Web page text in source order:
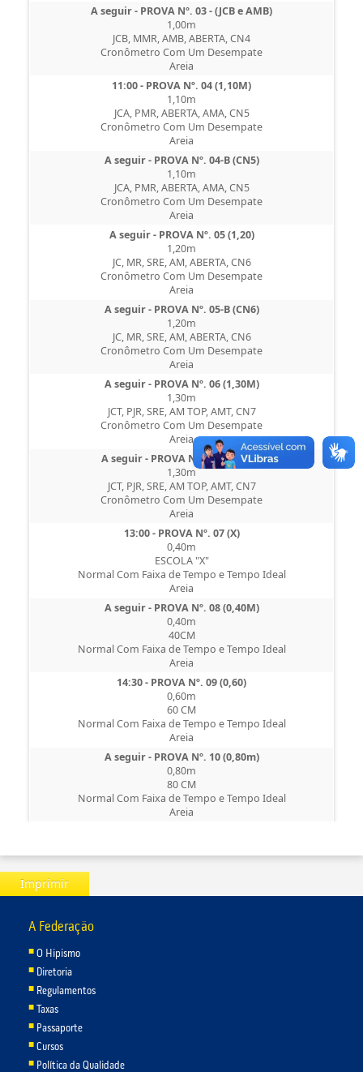
A seguir - PROVA Nº. 03 - (JCB e AMB)
1,00m
JCB, MMR, AMB, ABERTA, CN4
Cronômetro Com Um Desempate
Areia
11:00 - PROVA Nº. 04 (1,10M)
1,10m
JCA, PMR, ABERTA, AMA, CN5
Cronômetro Com Um Desempate
Areia
A seguir - PROVA Nº. 04-B (CN5)
1,10m
JCA, PMR, ABERTA, AMA, CN5
Cronômetro Com Um Desempate
Areia
A seguir - PROVA Nº. 05 (1,20)
1,20m
JC, MR, SRE, AM, ABERTA, CN6
Cronômetro Com Um Desempate
Areia
A seguir - PROVA Nº. 05-B (CN6)
1,20m
JC, MR, SRE, AM, ABERTA, CN6
Cronômetro Com Um Desempate
Areia
A seguir - PROVA Nº. 06 (1,30M)
1,30m
JCT, PJR, SRE, AM TOP, AMT, CN7
Cronômetro Com Um Desempate
Areia
A seguir - PROVA Nº. 06-B (CN07)
1,30m
JCT, PJR, SRE, AM TOP, AMT, CN7
Cronômetro Com Um Desempate
Areia
13:00 - PROVA Nº. 07 (X)
0,40m
ESCOLA "X"
Normal Com Faixa de Tempo e Tempo Ideal
Areia
A seguir - PROVA Nº. 08 (0,40M)
0,40m
40CM
Normal Com Faixa de Tempo e Tempo Ideal
Areia
14:30 - PROVA Nº. 09 (0,60)
0,60m
60 CM
Normal Com Faixa de Tempo e Tempo Ideal
Areia
A seguir - PROVA Nº. 10 (0,80m)
0,80m
80 CM
Normal Com Faixa de Tempo e Tempo Ideal
Areia
Imprimir
A Federação
O Hipismo
Diretoria
Regulamentos
Taxas
Passaporte
Cursos
Política da Qualidade